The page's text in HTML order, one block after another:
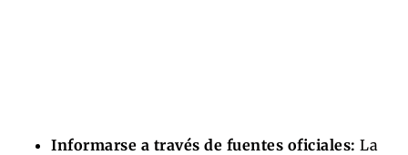
Informarse a través de fuentes oficiales: La